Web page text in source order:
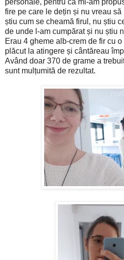
fire pe care le dețin și nu vreau
știu cum se cheamă firul, nu știu
de unde l-am cumpărat și nu știu
Erau 4 gheme alb-crem de fir cu
plăcut la atingere și cântăreau
Având doar 370 de grame a
sunt mulțumită de rezultat.